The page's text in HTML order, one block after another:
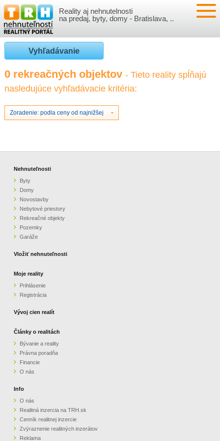
Reality aj nehnutelnosti
na predaj, byty, domy - Bratislava, ..
NEHNUTEĽNOSTI
BYTY
NOVOSTAVBY
NEBYTOVÉ PRIESTORY
GARÁŽE
VLOŽIŤ NEHNUTEĽNOSTI
PRIHLÁSENIE
REGISTRÁCIA
VÝVOJ CIEN REALÍT
ČLÁNKY O REALITÁCH
O NÁS
CENNÍK REALITNEJ INZERCIE
ZVÝRAZNENIE REALITNÝCH INZERÁTOV
PARTNERI
OBCHODNÉ PODMIENKY
KONTAKT
Vyhľadávanie
0 rekreačných objektov - Tieto reality spĺňajú
nasledujúce vyhľadávacie kritéria:
Zoradenie: podla ceny od najnižšej
Nehnuteľnosti
Byty
Domy
Novostavby
Nebytové priestory
Rekreačné objekty
Pozemky
Garáže
Vložiť nehnuteľnosti
Moje reality
Prihlásenie
Registrácia
Vývoj cien realít
Články o realitách
Bývanie a reality
Právna poradňa
Financie
O nás
Info
O nás
Realitná inzercia na TRH.sk
Cenník realitnej inzercie
Zvýraznenie realitných inzerátov
Reklama